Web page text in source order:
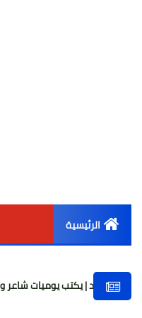
الرئيسية
شاعر وقصيدة : مازلتُ بخير